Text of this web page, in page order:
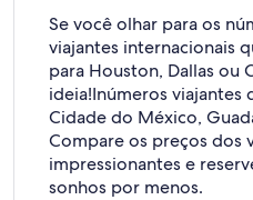
Se você olhar para os
viajantes internacionais
para Houston, Dallas ou
ideia!Inúmeros viajantes
Cidade do México,
Compare os preços dos
impressionantes e
sonhos por menos.